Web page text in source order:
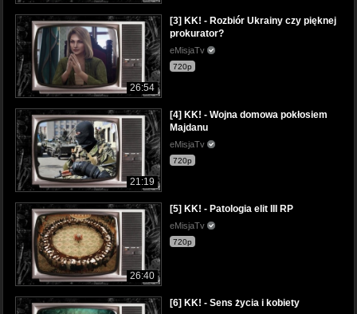
26:54
[3] KK! - Rozbiór Ukrainy czy pięknej
prokurator?
eMisjaTv
720p
21:19
[4] KK! - Wojna domowa pokłosiem
Majdanu
eMisjaTv
720p
26:40
[5] KK! - Patologia elit III RP
eMisjaTv
720p
[6] KK! - Sens życia i kobiety